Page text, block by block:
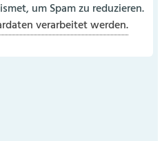
um Spam zu reduzieren.
verarbeitet werden.